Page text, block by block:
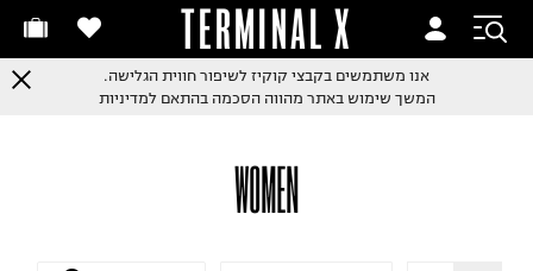
TERMINAL X
אנו משתמשים בקבצי קוקיז לשיפור חווית הגלישה.
המשך שימוש באתר מהווה הסכמה בהתאם למדיניות
WOMEN